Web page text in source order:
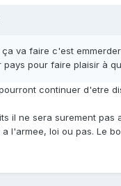
va faire c'est
pays pour faire plaisir à
continuer d'etre
il ne sera surement pas
l'armee, loi ou pas. Le